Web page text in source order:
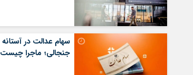
سهام عدالت در
جنجالی؛ ماجرا